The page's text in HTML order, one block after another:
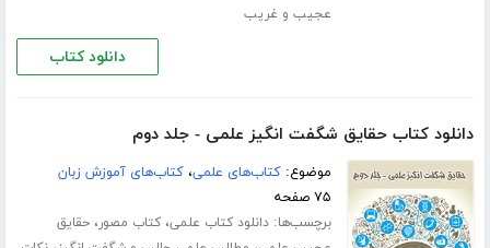
عجیب و غریب
دانلود کتاب
دانلود کتاب حقایق شگفت انگیز علمی - جلد دوم
موضوع:کتاب‌های علمی،کتاب‌های آموزش زبان
۷۵ صفحه
برچسب‌ها:دانلود کتاب علمی،کتاب مصور،حقایق